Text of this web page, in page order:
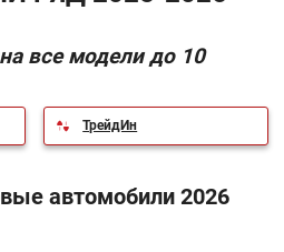
все модели до 10
ТрейдИн
автомобили 2026